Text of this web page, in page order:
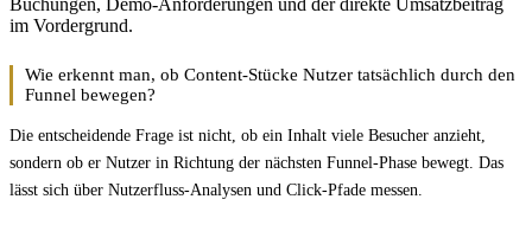
im Vordergrund.
Wie erkennt man, ob Content-Stücke Nutzer tatsächlich durch den
Funnel bewegen?
Die entscheidende Frage ist nicht, ob ein Inhalt viele Besucher anzieht,
sondern ob er Nutzer in Richtung der nächsten Funnel-Phase bewegt. Das
lässt sich über Nutzerfluss-Analysen und Click-Pfade messen.